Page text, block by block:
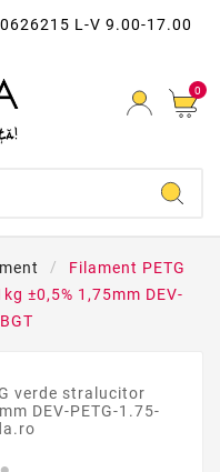
L-V 9.00-17.00
0
Filament PETG
±0,5% 1,75mm DEV-